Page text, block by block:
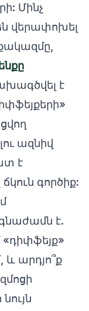
Մինչ
վերափոխել
է
ազնիվ
է
գործիք:
է.
«դիփֆեյք»
արդյո՞ք